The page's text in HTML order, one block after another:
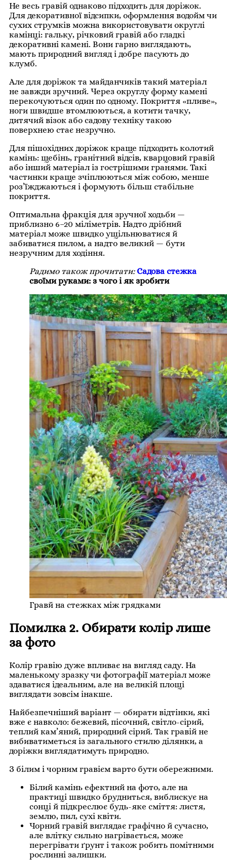
Не весь гравій однаково підходить для доріжок.
Для декоративної відсипки, оформлення водойм чи
сухих струмків можна використовувати округлі
камінці: гальку, річковий гравій або гладкі
декоративні камені. Вони гарно виглядають,
мають природний вигляд і добре пасують до
клумб.
Але для доріжок та майданчиків такий матеріал
не завжди зручний. Через округлу форму камені
перекочуються один по одному. Покриття «пливе»,
ноги швидше втомлюються, а котити тачку,
дитячий візок або садову техніку такою
поверхнею стає незручно.
Для пішохідних доріжок краще підходить колотий
камінь: щебінь, гранітний відсів, кварцовий гравій
або інший матеріал із гострішими гранями. Такі
частинки краще зчіплюються між собою, менше
роз’їжджаються і формують більш стабільне
покриття.
Оптимальна фракція для зручної ходьби —
приблизно 6–20 міліметрів. Надто дрібний
матеріал може швидко ущільнюватися й
забиватися пилом, а надто великий — бути
незручним для ходіння.
Радимо також прочитати: Садова стежка
своїми руками: з чого і як зробити
Гравй на стежках між грядками
Помилка 2. Обирати колір лише
за фото
Колір гравію дуже впливає на вигляд саду. На
маленькому зразку чи фотографії матеріал може
здаватися ідеальним, але на великій площі
виглядати зовсім інакше.
Найбезпечніший варіант — обирати відтінки, які
вже є навколо: бежевий, пісочний, світло-сірий,
теплий кам’яний, природний сірий. Так гравій не
вибиватиметься із загального стилю ділянки, а
доріжки виглядатимуть природно.
З білим і чорним гравієм варто бути обережними.
Білий камінь ефектний на фото, але на
практиці швидко брудниться, виблискує на
сонці й підкреслює будь-яке сміття: листя,
землю, пил, сухі квіти.
Чорний гравій виглядає графічно й сучасно,
але влітку сильно нагрівається, може
перегрівати ґрунт і також робить помітними
рослинні залишки.